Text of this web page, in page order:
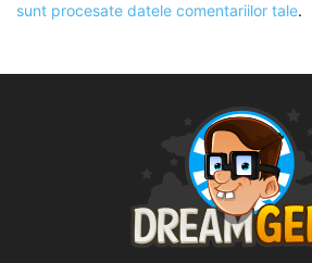
sunt procesate datele comentariilor tale.